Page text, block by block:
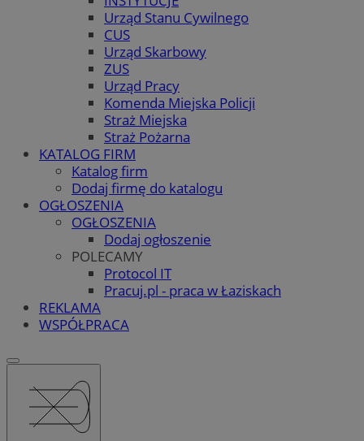
Urząd Stanu Cywilnego
CUS
Urząd Skarbowy
ZUS
Urząd Pracy
Komenda Miejska Policji
Straż Miejska
Straż Pożarna
KATALOG FIRM
Katalog firm
Dodaj firmę do katalogu
OGŁOSZENIA
OGŁOSZENIA
Dodaj ogłoszenie
POLECAMY
Protocol IT
Pracuj.pl - praca w Łaziskach
REKLAMA
WSPÓŁPRACA